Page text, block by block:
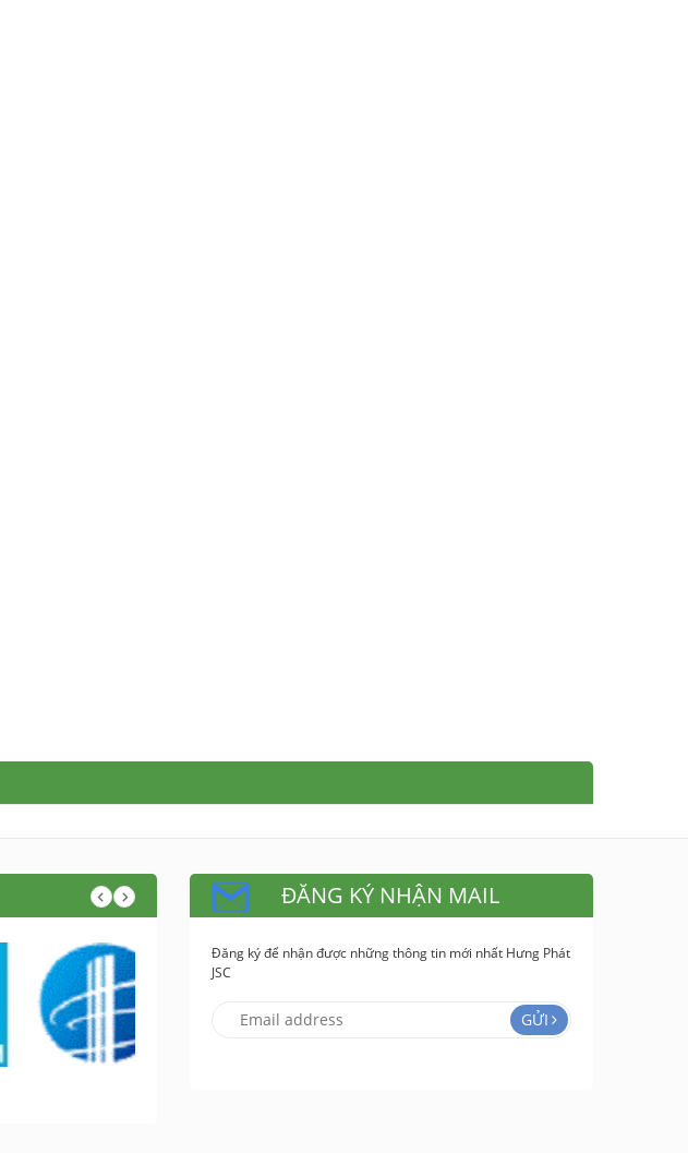
ĐĂNG KÝ NHẬN MAIL
Đăng ký để nhận được những thông tin mới nhất Hưng Phát
JSC
GỬI